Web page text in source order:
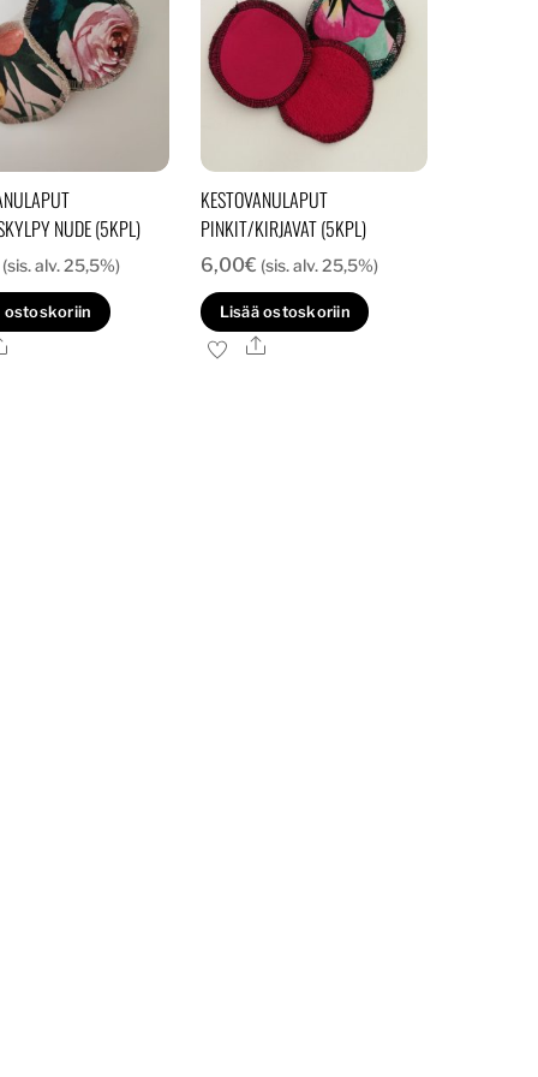
NUDE (5KPL)
(sis. alv. 25,5%)
ostoskoriin
Ale
KESTOVANULAPUT
PINKIT/KIRJAVAT (5KPL)
6,00€ (sis. alv. 25,5%)
Lisää ostoskoriin
Ale